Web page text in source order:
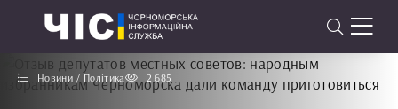
Новини / Політика 2 685